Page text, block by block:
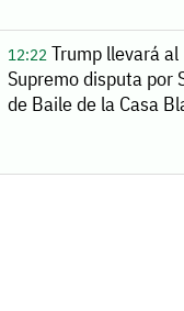
12:22Trump llevará al
Supremo disputa por
de Baile de la Casa